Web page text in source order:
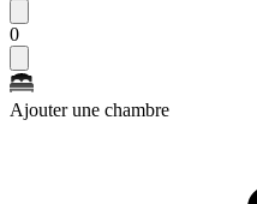
0
Ajouter une chambre